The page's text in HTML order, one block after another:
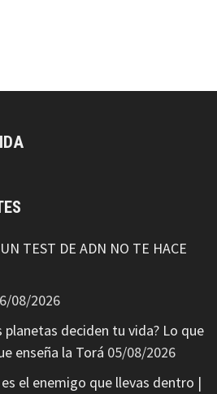
TEST DE ADN NO TE HACE
08/2026
planetas deciden tu vida? Lo que
enseña la Torá 05/08/2026
el enemigo que llevas dentro |